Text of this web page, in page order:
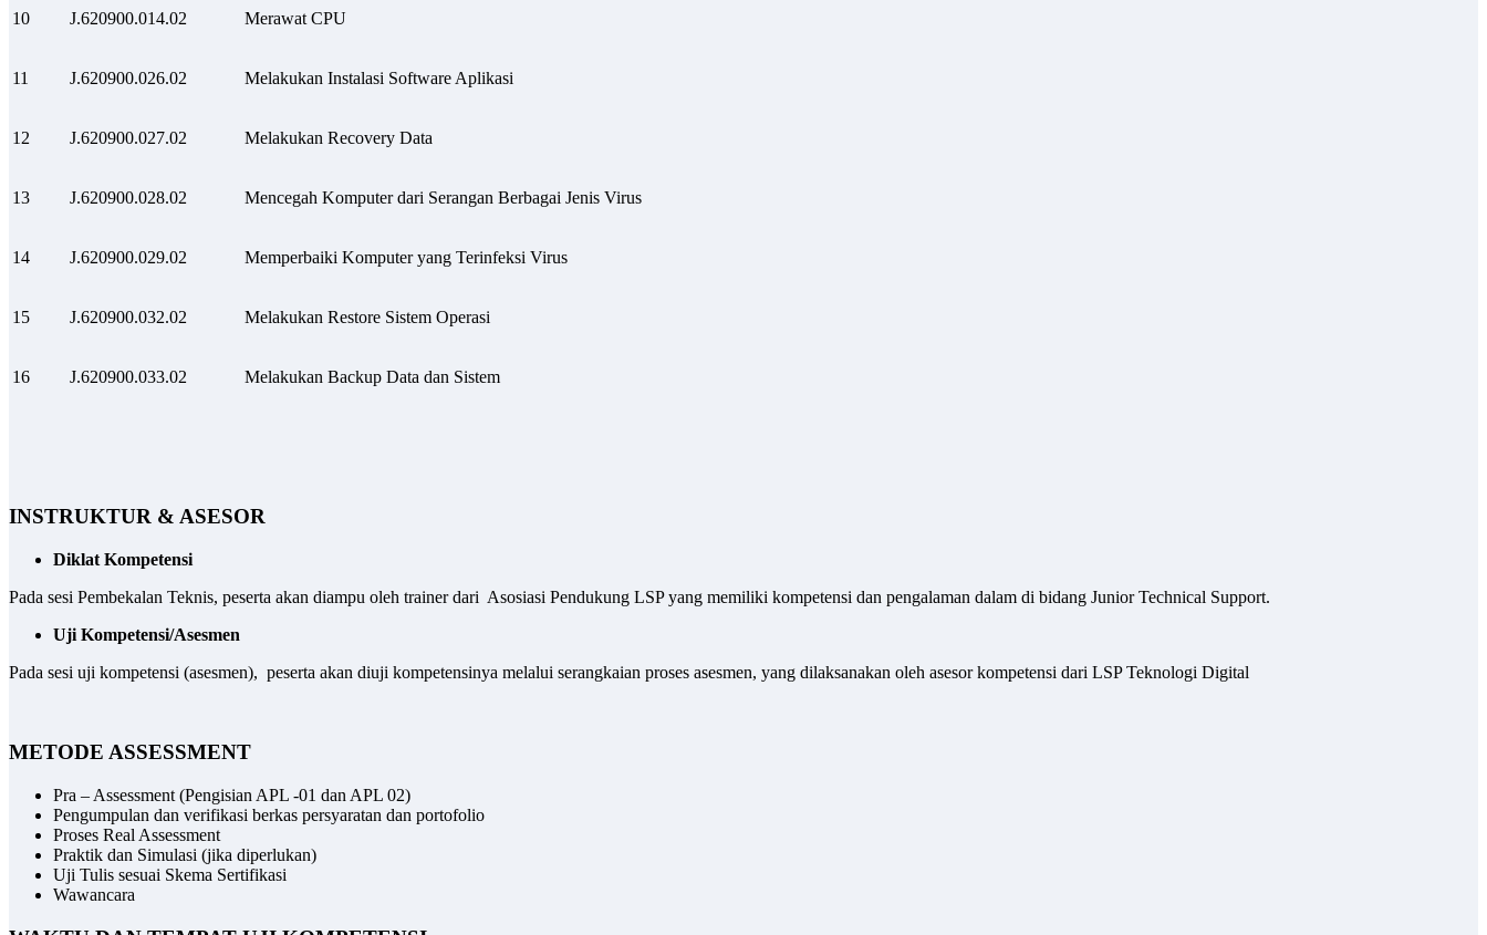
10 J.620900.014.02 Merawat CPU
11 J.620900.026.02 Melakukan Instalasi Software Aplikasi
12 J.620900.027.02 Melakukan Recovery Data
13 J.620900.028.02 Mencegah Komputer dari Serangan Berbagai Jenis Virus
14 J.620900.029.02 Memperbaiki Komputer yang Terinfeksi Virus
15 J.620900.032.02 Melakukan Restore Sistem Operasi
16 J.620900.033.02 Melakukan Backup Data dan Sistem
INSTRUKTUR & ASESOR
Diklat Kompetensi
Pada sesi Pembekalan Teknis, peserta akan diampu oleh trainer dari Asosiasi Pendukung LSP yang memiliki kompetensi dan pengalaman dalam di bidang Junior Technical Support.
Uji Kompetensi/Asesmen
Pada sesi uji kompetensi (asesmen), peserta akan diuji kompetensinya melalui serangkaian proses asesmen, yang dilaksanakan oleh asesor kompetensi dari LSP Teknologi Digital
METODE ASSESSMENT
Pra – Assessment (Pengisian APL -01 dan APL 02)
Pengumpulan dan verifikasi berkas persyaratan dan portofolio
Proses Real Assessment
Praktik dan Simulasi (jika diperlukan)
Uji Tulis sesuai Skema Sertifikasi
Wawancara